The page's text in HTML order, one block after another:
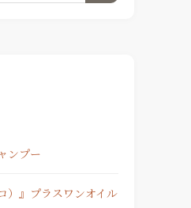
ンプー
』プラスワンオイル